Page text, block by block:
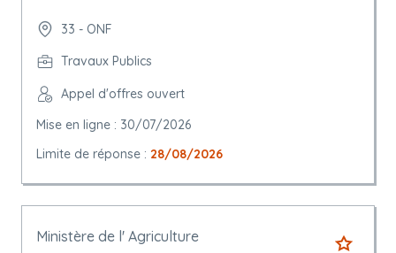
33 - ONF
Travaux Publics
Appel d'offres ouvert
Mise en ligne : 30/07/2026
Limite de réponse : 28/08/2026
Ministère de l' Agriculture